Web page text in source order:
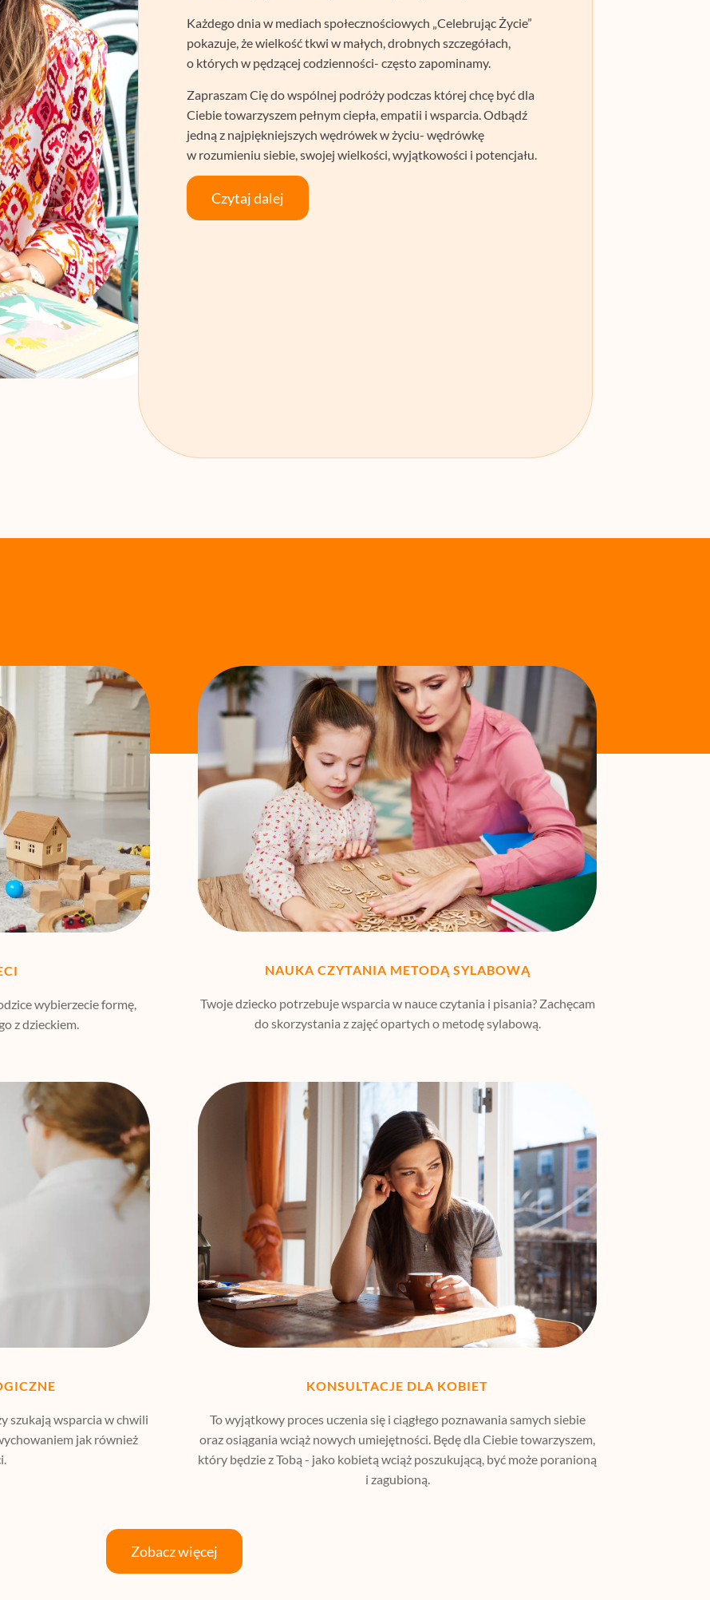
Każdego dnia w mediach społecznościowych „Celebrując Życie”
pokazuje, że wielkość tkwi w małych, drobnych szczegółach,
o których w pędzącej codzienności- często zapominamy.
Zapraszam Cię do wspólnej podróży podczas której chcę być dla
Ciebie towarzyszem pełnym ciepła, empatii i wsparcia. Odbądź
jedną z najpiękniejszych wędrówek w życiu- wędrówkę
w rozumieniu siebie, swojej wielkości, wyjątkowości i potencjału.
Czytaj dalej
wybierzecie formę,
z dzieckiem.
NAUKA CZYTANIA METODĄ SYLABOWĄ
Twoje dziecko potrzebuje wsparcia w nauce czytania i pisania? Zachęcam
do skorzystania z zajęć opartych o metodę sylabową.
szukają wsparcia w chwili
jak również
KONSULTACJE DLA KOBIET
To wyjątkowy proces uczenia się i ciągłego poznawania samych siebie
oraz osiągania wciąż nowych umiejętności. Będę dla Ciebie towarzyszem,
który będzie z Tobą - jako kobietą wciąż poszukującą, być może poranioną
i zagubioną.
Zobacz więcej